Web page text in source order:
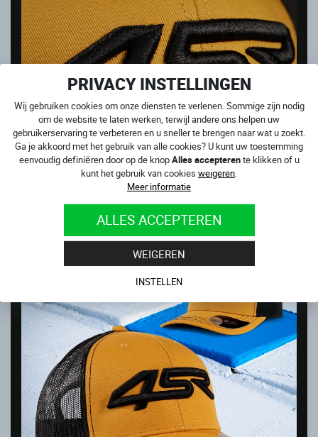
PRIVACY INSTELLINGEN
Wij gebruiken cookies om onze diensten te verlenen. Sommige zijn nodig
om de website te laten werken, terwijl andere ons helpen uw
gebruikerservaring te verbeteren en u sneller te brengen naar wat u zoekt.
Ga je akkoord met het gebruik van alle cookies? U kunt uw toestemming
eenvoudig definiëren door op de knopAlles accepterente klikken of u
kunt het gebruik van cookies weigeren
Meer informatie
ALLES ACCEPTEREN
WEIGEREN
INSTELLEN